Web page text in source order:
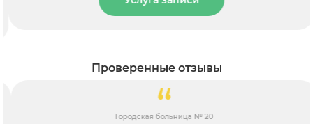
Проверенные отзывы
Городская больница № 20